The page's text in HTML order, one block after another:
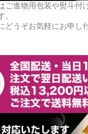
ご進物用包装や熨斗付
どうぞお気軽にお申し